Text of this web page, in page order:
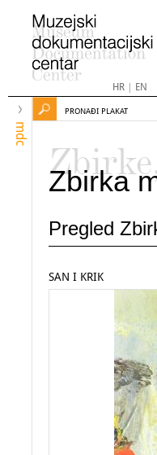
HR| EN
mdc
PRONAĐI PLAKAT
Zbirka
Pregled
SAN I KRIK